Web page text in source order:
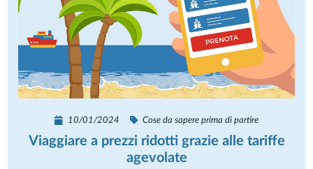
Viaggiare a prezzi ridotti grazie alle tariffe
agevolate
10/01/2024 Cose da sapere prima di partire